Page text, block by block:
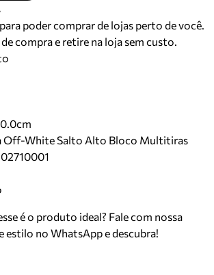
poder comprar de lojas perto de você.
compra e retire na loja sem custo.
0.0cm
Off-White Salto Alto Bloco Multitiras
é o produto ideal? Fale com nossa
estilo no WhatsApp e descubra!